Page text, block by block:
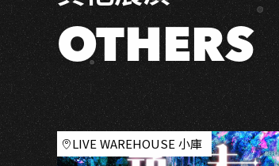
OTHERS
LIVE WAREHOUSE 小庫